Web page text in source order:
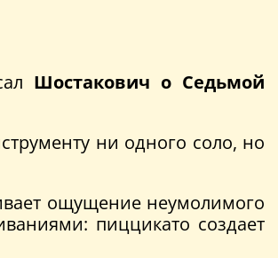
Шостакович о Седьмой
ни одного соло, но
ощущение неумолимого
пиццикато создает